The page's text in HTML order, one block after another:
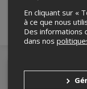
En cliquant sur «
à ce que nous
Des informations
dans nos